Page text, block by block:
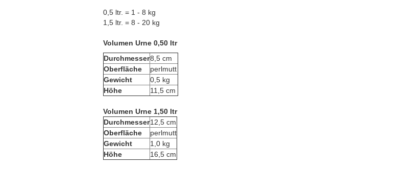
0,5 ltr. = 1 - 8 kg
1,5 ltr. = 8 - 20 kg
Volumen Urne 0,50 ltr
Durchmesser8,5 cm
Oberfläche
perlmutt
Gewicht
0,5 kg
Höhe
11,5 cm
Volumen Urne 1,50 ltr
Durchmesser12,5 cm
Oberfläche
perlmutt
Gewicht
1,0 kg
Höhe
16,5 cm